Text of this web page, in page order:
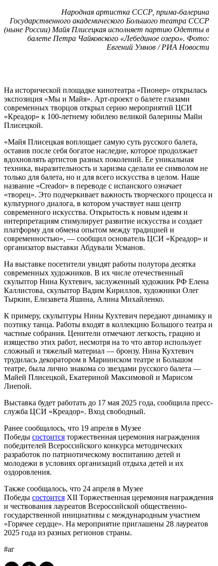
Народная артистка СССР, прима-балерина
Государственного академического Большого театра СССР
(ныне России) Майя Плисецкая исполняет партию Одетты в
балете Петра Чайковского «Лебединое озеро». Фото:
Евгений Умнов / РИА Новости
На исторической площадке кинотеатра «Пионер» открылась
экспозиция «Мы и Майя». Арт-проект о балете глазами
современных творцов открыл серию мероприятий ЦСИ
«Креадор» к 100-летнему юбилею великой балерины Майи
Плисецкой.
«Майя Плисецкая воплощает самую суть русского балета,
оставив после себя богатое наследие, которое продолжает
вдохновлять артистов разных поколений. Ее уникальная
техника, выразительность и харизма сделали ее символом не
только для балета, но и для всего искусства в целом. Наше
название «Сreador» в переводе с испанского означает
«творец». Это подчеркивает важность творческого процесса и
культурного диалога, в котором участвует наш центр
современного искусства. Открытость к новым идеям и
интерпретациям стимулирует развитие искусства и создает
платформу для обмена опытом между традицией и
современностью», — сообщил основатель ЦСИ «Креадор» и
организатор выставки Абдували Усманов.
На выставке посетители увидят работы полутора десятка
современных художников. В их числе отечественный
скульптор Нина Кухтевич, заслуженный художник РФ Елена
Каллистова, скульптор Вадим Кириллов, художники Олег
Тыркин, Елизавета Яшина, Алина Михайленко.
К примеру, скульптуры Нины Кухтевич передают динамику и
поэтику танца. Работы входят в коллекцию Большого театра и
частные собрания. Ценители отмечают легкость, грацию и
изящество этих работ, несмотря на то что автор использует
сложный и тяжелый материал — бронзу. Нина Кухтевич
трудилась декоратором в Мариинском театре и Большом
театре, была лично знакома со звездами русского балета —
Майей Плисецкой, Екатериной Максимовой и Марисом
Лиепой.
Выставка будет работать до 17 мая 2025 года, сообщила пресс-
служба ЦСИ «Креадор». Вход свободный.
Ранее сообщалось, что 19 апреля в Музее
Победы состоится торжественная церемония награждения
победителей Всероссийского конкурса методических
разработок по патриотическому воспитанию детей и
молодежи в условиях организаций отдыха детей и их
оздоровления.
Также сообщалось, что 24 апреля в Музее
Победы состоится XII Торжественная церемония награждения
и чествования лауреатов Всероссийской общественно-
государственной инициативы с международным участием
«Горячее сердце». На мероприятие приглашены 28 лауреатов
2025 года из разных регионов страны.
#аг